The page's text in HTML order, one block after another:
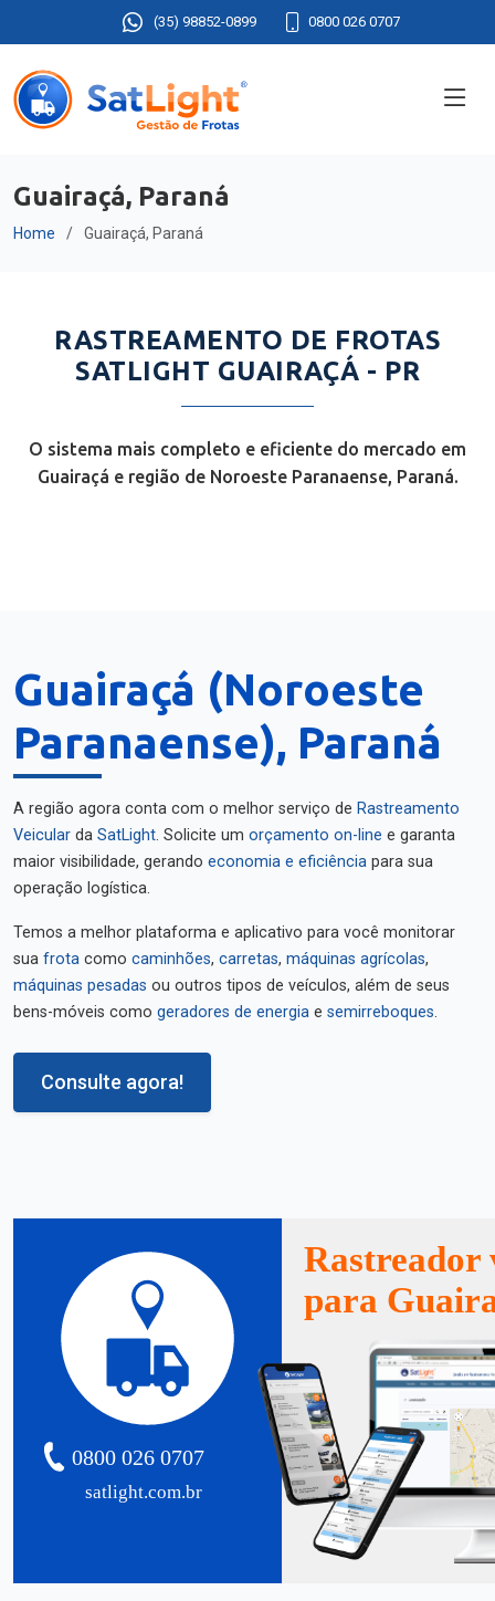
(35) 98852-0899 0800 026 0707
Guairaçá, Paraná
Home Guairaçá, Paraná
RASTREAMENTO DE FROTAS
SATLIGHT GUAIRAÇÁ - PR
O sistema mais completo e eficiente do mercado em
Guairaçá e região de Noroeste Paranaense, Paraná.
Guairaçá (Noroeste
Paranaense), Paraná
A região agora conta com o melhor serviço de Rastreamento
Veicular da SatLight. Solicite um orçamento on-line e garanta
maior visibilidade, gerando economia e eficiência para sua
operação logística.
Temos a melhor plataforma e aplicativo para você monitorar
sua frota como caminhões, carretas, máquinas agrícolas,
máquinas pesadas ou outros tipos de veículos, além de seus
bens-móveis como geradores de energia e semirreboques.
Consulte agora!
satlight.com.br
0800 026 0707
Rastreador
para